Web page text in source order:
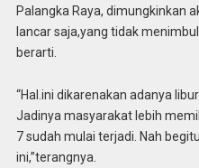
Palangka Raya, dimungkinkan
lancar saja,yang tidak
berarti.
“Hal.ini dikarenakan adanya
Jadinya masyarakat lebih
7 sudah mulai terjadi. Nah
ini,”terangnya.